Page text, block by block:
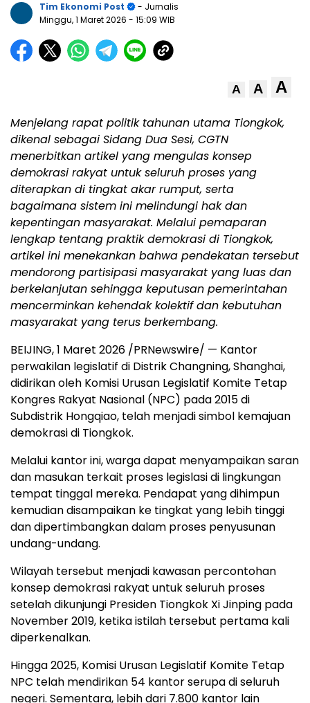
Tim Ekonomi Post
- Jurnalis
Minggu, 1 Maret 2026 - 15:09 WIB
A A A
Menjelang rapat politik tahunan utama Tiongkok,
dikenal sebagai Sidang Dua Sesi, CGTN
menerbitkan artikel yang mengulas konsep
demokrasi rakyat untuk seluruh proses yang
diterapkan di tingkat akar rumput, serta
bagaimana sistem ini melindungi hak dan
kepentingan masyarakat. Melalui pemaparan
lengkap tentang praktik demokrasi di Tiongkok,
artikel ini menekankan bahwa pendekatan tersebut
mendorong partisipasi masyarakat yang luas dan
berkelanjutan sehingga keputusan pemerintahan
mencerminkan kehendak kolektif dan kebutuhan
masyarakat yang terus berkembang.
BEIJING, 1 Maret 2026 /PRNewswire/ — Kantor
perwakilan legislatif di Distrik Changning, Shanghai,
didirikan oleh Komisi Urusan Legislatif Komite Tetap
Kongres Rakyat Nasional (NPC) pada 2015 di
Subdistrik Hongqiao, telah menjadi simbol kemajuan
demokrasi di Tiongkok.
Melalui kantor ini, warga dapat menyampaikan saran
dan masukan terkait proses legislasi di lingkungan
tempat tinggal mereka. Pendapat yang dihimpun
kemudian disampaikan ke tingkat yang lebih tinggi
dan dipertimbangkan dalam proses penyusunan
undang-undang.
Wilayah tersebut menjadi kawasan percontohan
konsep demokrasi rakyat untuk seluruh proses
setelah dikunjungi Presiden Tiongkok Xi Jinping pada
November 2019, ketika istilah tersebut pertama kali
diperkenalkan.
Hingga 2025, Komisi Urusan Legislatif Komite Tetap
NPC telah mendirikan 54 kantor serupa di seluruh
negeri. Sementara, lebih dari 7.800 kantor lain